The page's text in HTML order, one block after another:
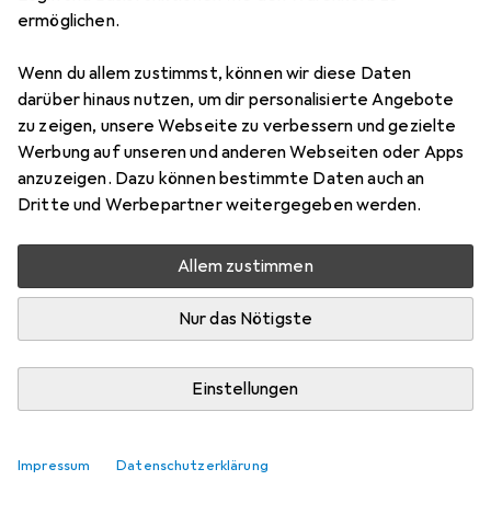
ermöglichen.
Wenn du allem zustimmst, können wir diese Daten
darüber hinaus nutzen, um dir personalisierte Angebote
zu zeigen, unsere Webseite zu verbessern und gezielte
Werbung auf unseren und anderen Webseiten oder Apps
anzuzeigen. Dazu können bestimmte Daten auch an
Dritte und Werbepartner weitergegeben werden.
Allem zustimmen
Nur das Nötigste
Einstellungen
Impressum Datenschutzerklärung